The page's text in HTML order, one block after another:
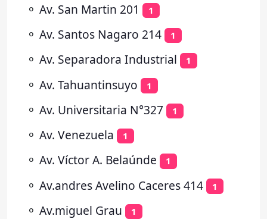
⚬ Av. San Martin 201 1
⚬ Av. Santos Nagaro 214 1
⚬ Av. Separadora Industrial 1
⚬ Av. Tahuantinsuyo 1
⚬ Av. Universitaria N°327 1
⚬ Av. Venezuela 1
⚬ Av. Víctor A. Belaúnde 1
⚬ Av.andres Avelino Caceres 414 1
⚬ Av.miguel Grau 1